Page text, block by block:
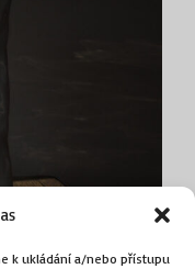
k ukládání a/nebo přístupu